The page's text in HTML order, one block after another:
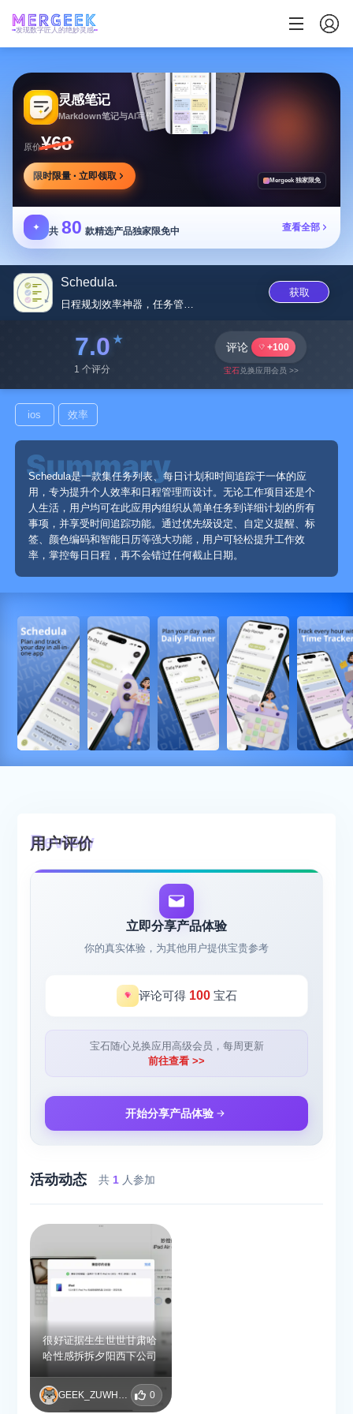
发现数字匠人的绝妙灵感
灵感笔记
Markdown笔记与AI写作，多方式整理同步笔记
原价¥68
限时限量 · 立即领取 Mergeek 独家限免
✦ 共 80 款精选产品独家限免中 查看全部
Schedula.
日程规划效率神器，任务管理时间...
获取
7.0
1 个评分
评论 +100
宝石兑换应用会员 >>
ios 效率
Schedula是一款集任务列表、每日计划和时间追踪于一体的应
用，专为提升个人效率和日程管理而设计。无论工作项目还是个
人生活，用户均可在此应用内组织从简单任务到详细计划的所有
事项，并享受时间追踪功能。通过优先级设定、自定义提醒、标
签、颜色编码和智能日历等强大功能，用户可轻松提升工作效
率，掌控每日日程，再不会错过任何截止日期。
用户评价
立即分享产品体验
你的真实体验，为其他用户提供宝贵参考
评论可得 100宝石
宝石随心兑换应用高级会员，每周更新
前往查看 >>
开始分享产品体验
活动动态 共 1 人参加
很好证据生生世世甘肃哈
哈性感拆拆夕阳西下公司
GEEK_ZUWHAAUN 0